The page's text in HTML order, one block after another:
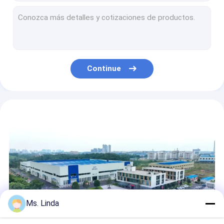
HR08A Espinil de vento ocidental Collete de espinil de rolamento de ar de PCB
0.85KW 100.000 RPM Espindle de motor de alumínio resfriado com água / óleo
O eixo de alta freqüência do PWB de KLB-80-3 40000 RPM viaja de automóvel o eixo do rolamento de esferas que mói e que corta o eixo do motor
Continue
Ms. Linda